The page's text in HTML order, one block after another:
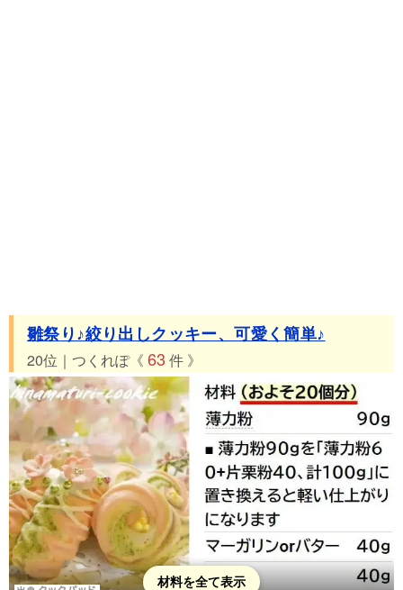
雛祭り♪絞り出しクッキー、可愛く簡単♪
20位｜つくれぽ《 63 件 》
材料を全て表示